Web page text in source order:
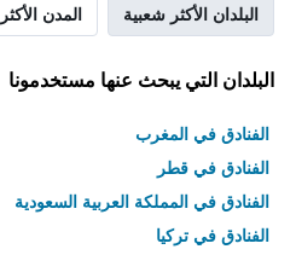
البلدان الأكثر شعبية المدن
البلدان التي يبحث عنها مستخدمونا
الفنادق في المغرب
الفنادق في قطر
الفنادق في المملكة العربية السعودية
الفنادق في تركيا